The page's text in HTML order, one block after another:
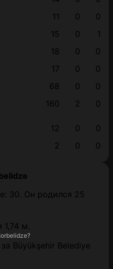
11 0
0
15 0
1
18 0
0
17 0
0
68 0
0
160 2 0
12 0
0
2 0 0
30. Он родился 25
1,74 м.
Büyükşehir Belediye